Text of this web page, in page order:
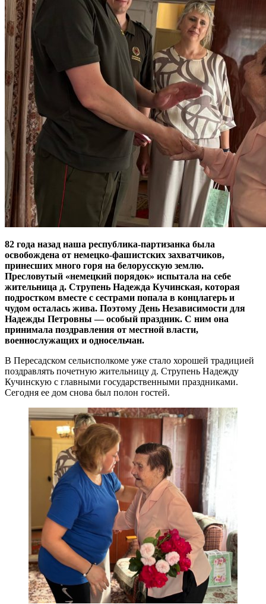
82 года назад наша республика-партизанка была
освобождена от немецко-фашистских захватчиков,
принесших много горя на белорусскую землю.
Пресловутый «немецкий порядок» испытала на себе
жительница д. Струпень Надежда Кучинская, которая
подростком вместе с сестрами попала в концлагерь и
чудом осталась жива. Поэтому День Независимости для
Надежды Петровны — особый праздник. С ним она
принимала поздравления от местной власти,
военнослужащих и односельчан.
В Пересадском сельисполкоме уже стало хорошей традицией
поздравлять почетную жительницу д. Струпень Надежду
Кучинскую с главными государственными праздниками.
Сегодня ее дом снова был полон гостей.